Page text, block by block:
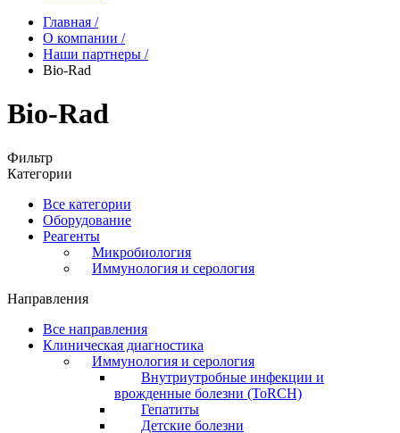
Главная /
О компании /
Наши партнеры /
Bio-Rad
Bio-Rad
Фильтр
Категории
Все категории
Оборудование
Реагенты
Микробиология
Иммунология и серология
Направления
Все направления
Клиническая диагностика
Иммунология и серология
Внутриутробные инфекции и
врожденные болезни (ToRCH)
Гепатиты
Детские болезни